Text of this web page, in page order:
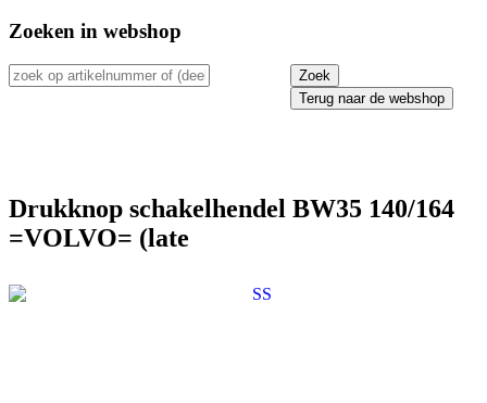
Zoeken in webshop
Terug naar de webshop
Drukknop schakelhendel BW35 140/164
=VOLVO= (late